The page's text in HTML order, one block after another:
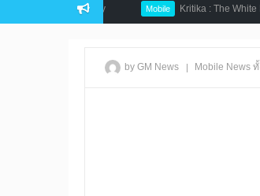
Mobile Kritika : The White Knights อัพเดตเ
by GM News | Mobile News